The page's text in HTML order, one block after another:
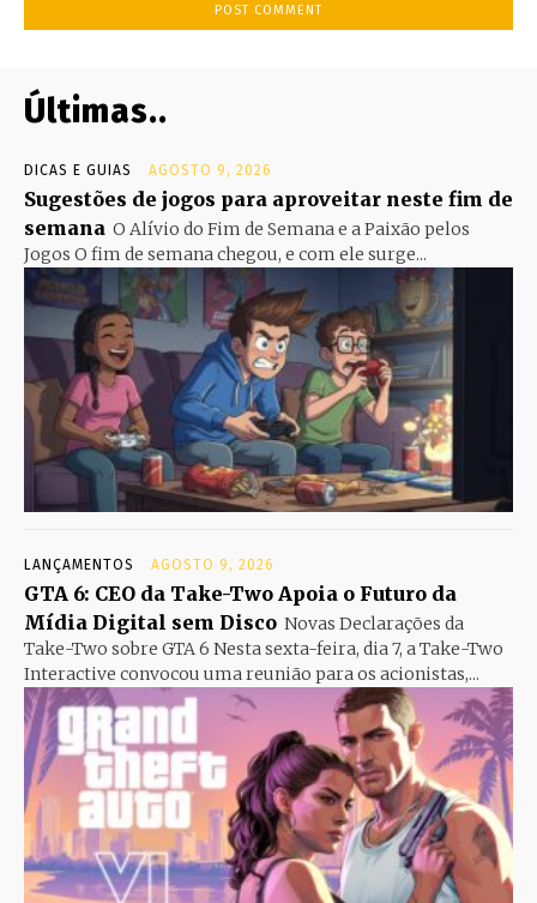
Últimas..
DICAS E GUIAS AGOSTO 9, 2026
Sugestões de jogos para aproveitar neste fim de
semana O Alívio do Fim de Semana e a Paixão pelos
Jogos O fim de semana chegou, e com ele surge...
LANÇAMENTOS AGOSTO 9, 2026
GTA 6: CEO da Take-Two Apoia o Futuro da
Mídia Digital sem Disco Novas Declarações da
Take-Two sobre GTA 6 Nesta sexta-feira, dia 7, a Take-Two
Interactive convocou uma reunião para os acionistas,...